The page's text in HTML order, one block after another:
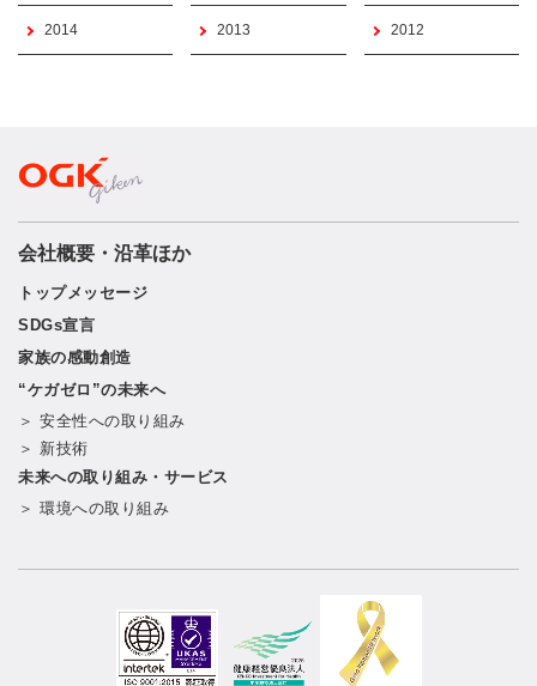
2014 2013 2012
会社概要・沿革ほか
トップメッセージ
SDGs宣言
家族の感動創造
“ケガゼロ”の未来へ
＞ 安全性への取り組み
＞ 新技術
未来への取り組み・サービス
＞ 環境への取り組み